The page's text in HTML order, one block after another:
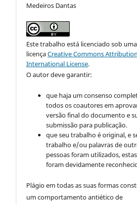
Medeiros Dantas
Este trabalho está licenciado sob uma
licençaCreative Commons
International License.
O autor deve garantir:
que haja um consenso
todos os coautores em
versão final do documento e
submissão para publicação.
que seu trabalho é original, e
trabalho e/ou palavras de
pessoas foram utilizados, estas
foram devidamente
Plágio em todas as suas formas
um comportamento antiético de